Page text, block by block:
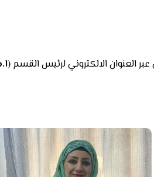
عبر العنوان الالكتروني لرئيس القسم (